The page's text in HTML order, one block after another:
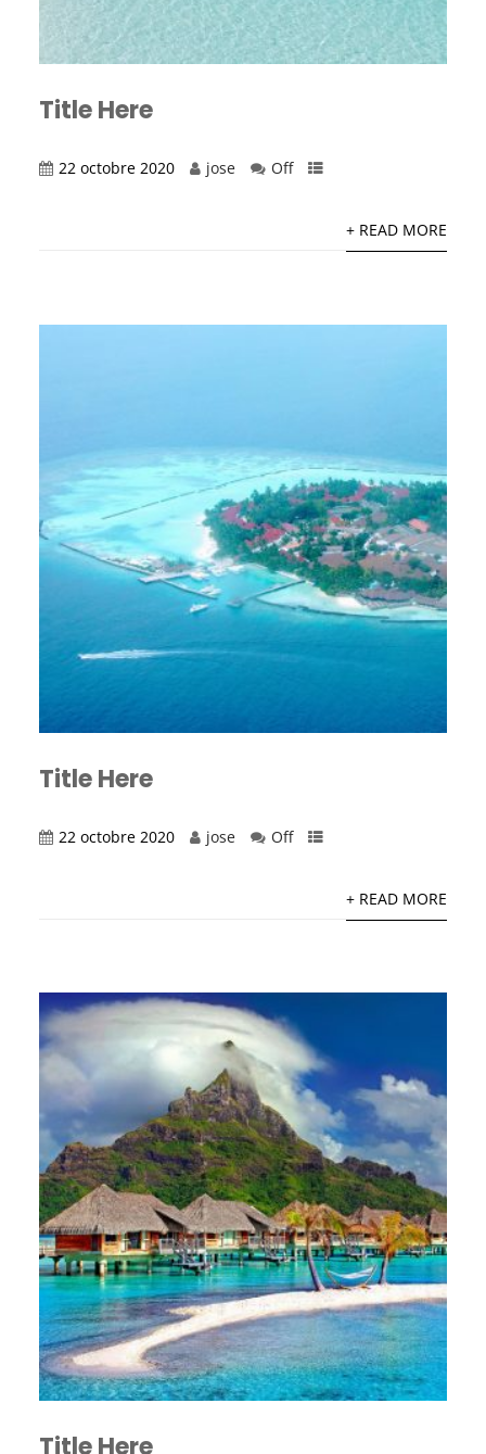
Title Here
22 octobre 2020 jose Off
+ READ MORE
Title Here
22 octobre 2020 jose Off
+ READ MORE